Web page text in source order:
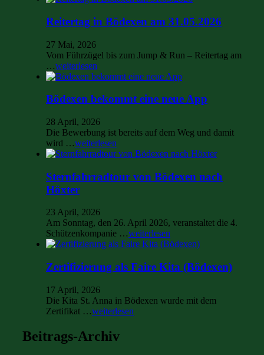
Reitertag in Bödexen am 31.05.2026
27 Mai, 2026
Vom Führzügel bis zum Jump & Run – Reitertag am
…weiterlesen
Bödexen bekommt eine neue App
28 April, 2026
Die Bewerbung ist bereits auf dem Weg und damit
wird …weiterlesen
Sternfahrradtour von Bödexen nach
Höxter
23 April, 2026
Am Sonntag, den 26. April 2026, veranstaltet die 4.
Schützenkompanie …weiterlesen
Zertifizierung als Faire Kita (Bödexen)
17 April, 2026
Die Kita St. Anna in Bödexen wurde mit dem
Zertifikat …weiterlesen
Beitrags-Archiv